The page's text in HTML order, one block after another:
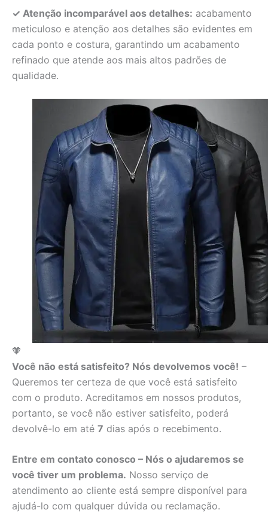
✓ Atenção incomparável aos detalhes: acabamento
meticuloso e atenção aos detalhes são evidentes em
cada ponto e costura, garantindo um acabamento
refinado que atende aos mais altos padrões de
qualidade.
🧡
Você não está satisfeito? Nós devolvemos você! –
Queremos ter certeza de que você está satisfeito
com o produto. Acreditamos em nossos produtos,
portanto, se você não estiver satisfeito, poderá
devolvê-lo em até 7 dias após o recebimento.
Entre em contato conosco – Nós o ajudaremos se
você tiver um problema. Nosso serviço de
atendimento ao cliente está sempre disponível para
ajudá-lo com qualquer dúvida ou reclamação.